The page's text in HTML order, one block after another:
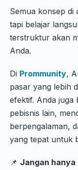
Semua konsep di
tapi belajar
terstruktur akan
Anda.
Di Prommunity,
pasar yang lebih
efektif. Anda juga
pebisnis lain,
berpengalaman,
yang tepat untuk
📌 Jangan